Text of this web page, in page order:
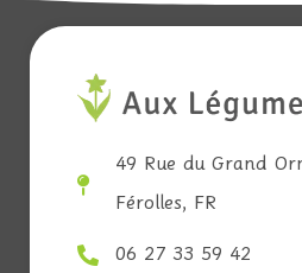
49 Rue du Grand
Férolles, FR
06 27 33 59 42